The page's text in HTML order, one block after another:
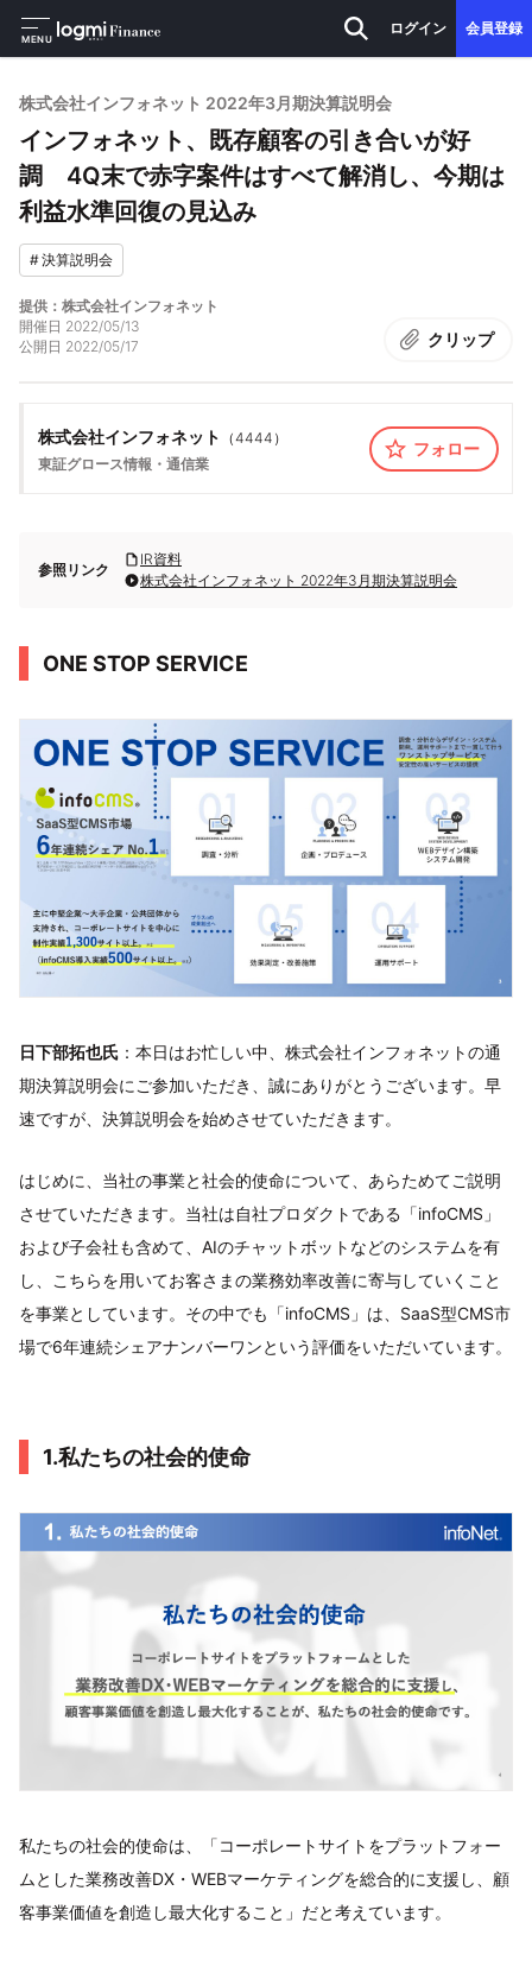
MENU
ログイン 会員登録
株式会社インフォネット 2022年3月期決算説明会
インフォネット、既存顧客の引き合いが好
調 4Q末で赤字案件はすべて解消し、今期は
利益水準回復の見込み
#決算説明会
提供：株式会社インフォネット
開催日 2022/05/13
公開日 2022/05/17 クリップ
株式会社インフォネット （4444 ）
東証グロース情報・通信業
フォロー
参照リンク
IR資料
株式会社インフォネット 2022年3月期決算説明会
ONE STOP SERVICE
日下部拓也氏 ：本日はお忙しい中、株式会社インフォネットの通
期決算説明会にご参加いただき、誠にありがとうございます。早
速ですが、決算説明会を始めさせていただきます。
はじめに、当社の事業と社会的使命について、あらためてご説明
させていただきます。当社は自社プロダクトである「infoCMS」
および子会社も含めて、AIのチャットボットなどのシステムを有
し、こちらを用いてお客さまの業務効率改善に寄与していくこと
を事業としています。その中でも「infoCMS」は、SaaS型CMS市
場で6年連続シェアナンバーワンという評価をいただいています。
1.私たちの社会的使命
私たちの社会的使命は、「コーポレートサイトをプラットフォー
ムとした業務改善DX・WEBマーケティングを総合的に支援し、顧
客事業価値を創造し最大化すること」だと考えています。